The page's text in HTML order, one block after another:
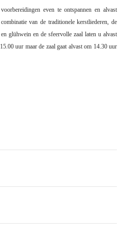
even te ontspannen en alvast
van de traditionele kerstliederen, de
glühwein en de sfeervolle zaal laten u alvast
uur maar de zaal gaat alvast om 14.30 uur